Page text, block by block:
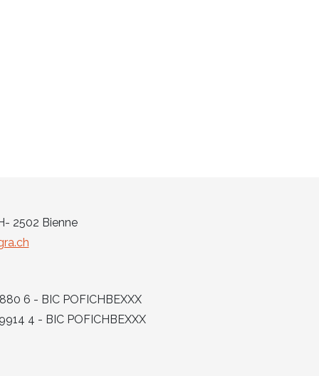
2502 Bienne
6 - BIC POFICHBEXXX
4 - BIC POFICHBEXXX